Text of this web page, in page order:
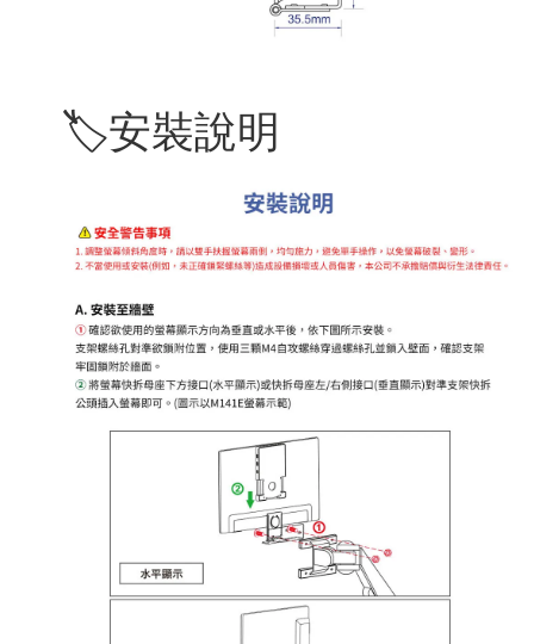
🏷️安裝說明